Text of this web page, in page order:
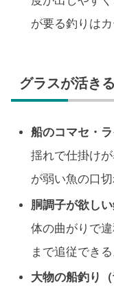
が要る釣りはカ
グラスが活き
船のコマセ・
揺れで仕掛け
が弱い魚の口
胴調子が欲し
体の曲がりで
まで追従できる
大物の船釣り（